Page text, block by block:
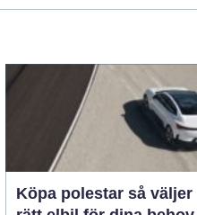
Köpa polestar så väljer du